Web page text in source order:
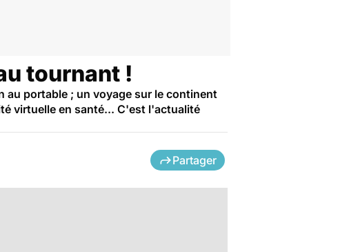
tournant !
au portable ; un voyage sur le continent
virtuelle en santé... C'est l'actualité
Partager